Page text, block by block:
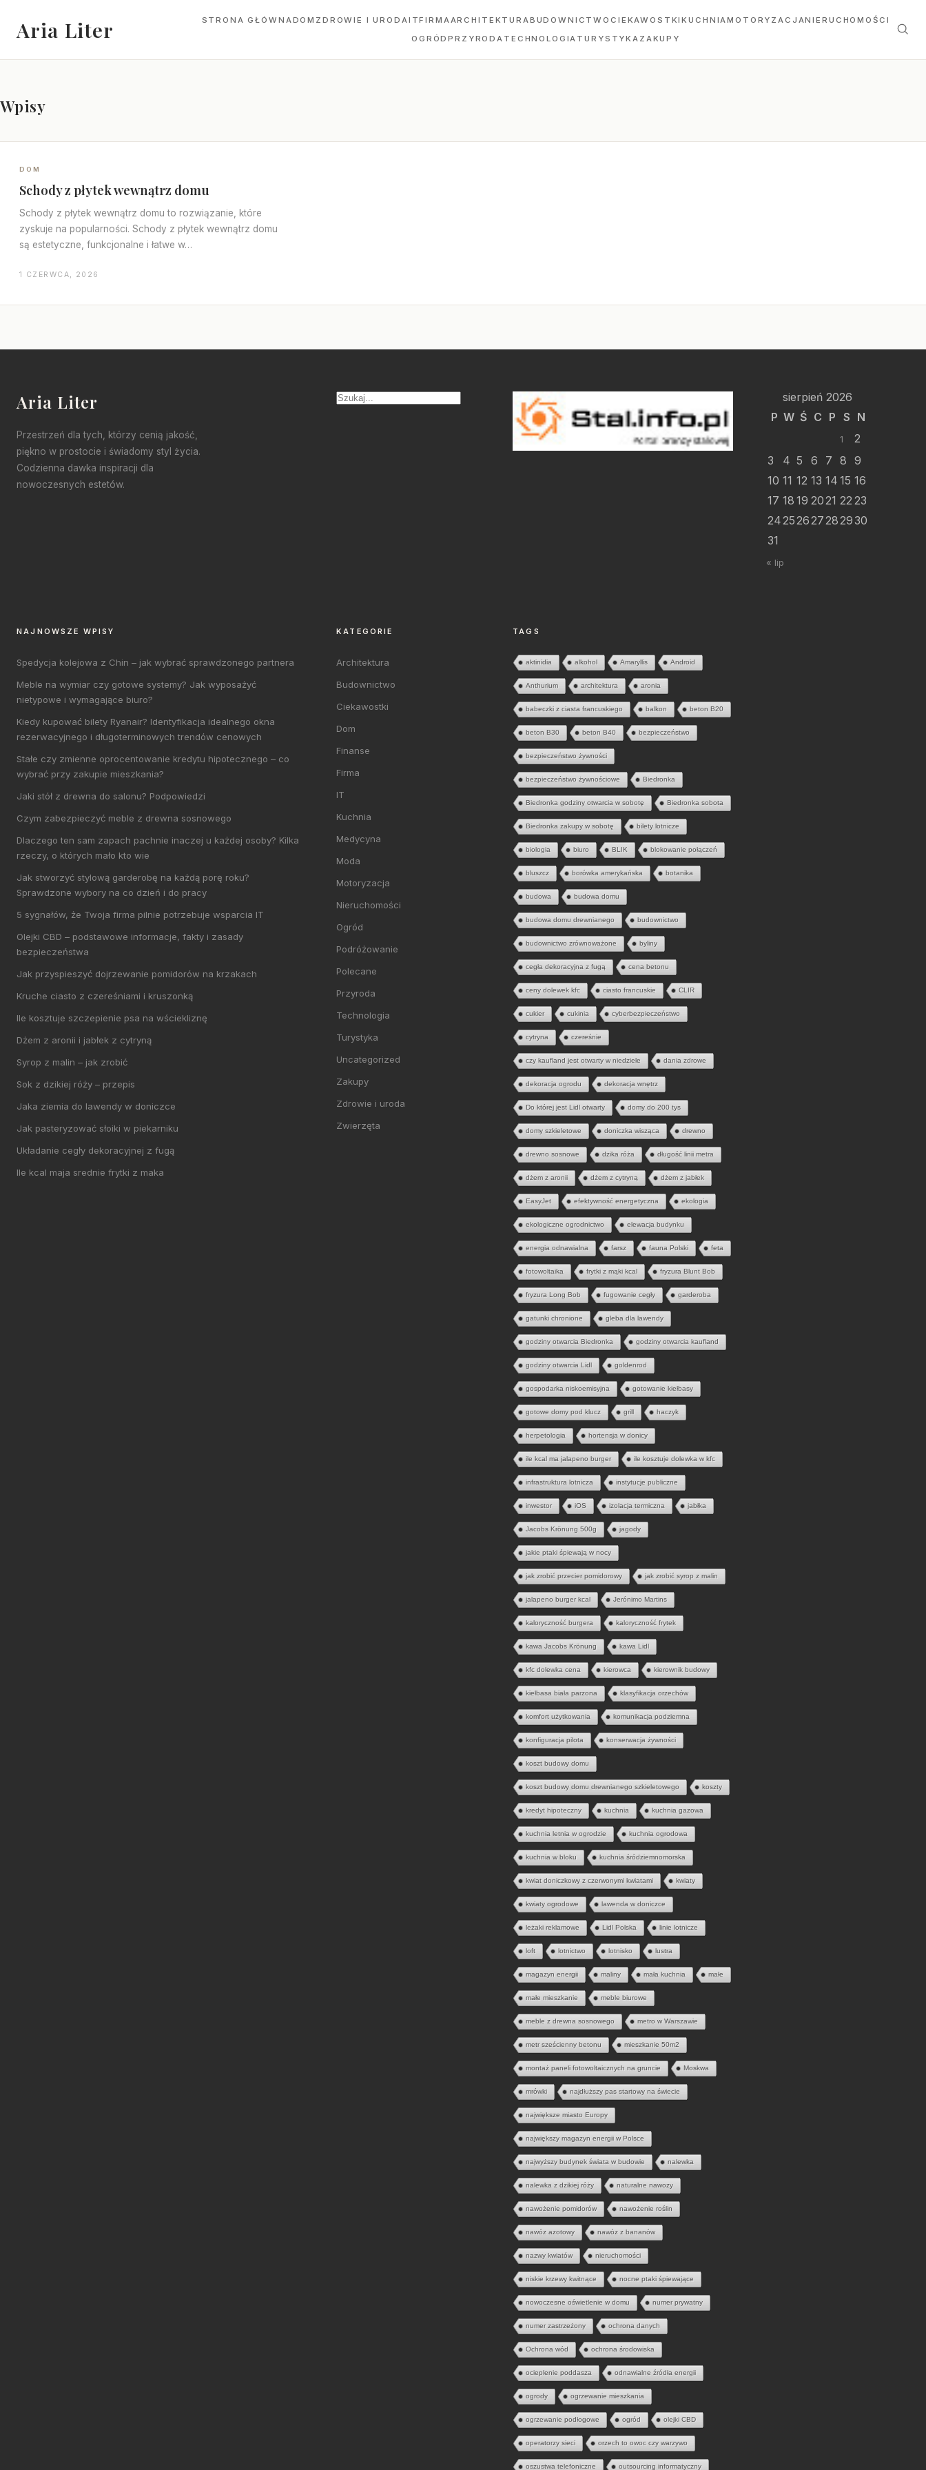
Aria Liter STRONA GŁÓWNADOM ZDROWIE I URODAITFIRMAARCHITEKTURABUDOWNICTWOCIEKAWOSTKIKUCHNIAMOTORYZACJANIERUCHOMOŚCI
OGRÓDPRZYRODA TECHNOLOGIA TURYSTYKA ZAKUPY
Wpisy
DOM
Schody z płytek wewnątrz domu
Schody z płytek wewnątrz domu to rozwiązanie, które
zyskuje na popularności. Schody z płytek wewnątrz domu
są estetyczne, funkcjonalne i łatwe w…
1 CZERWCA, 2026
Aria Liter
Przestrzeń dla tych, którzy cenią jakość,
piękno w prostocie i świadomy styl życia.
Codzienna dawka inspiracji dla
nowoczesnych estetów.
sierpień 2026
P W Ś C P S N
1
2
3
4 5 6 7 8 9
10 11 12 13 14 15 16
17 18 19 2021 22 23
24252627282930
31
« lip
NAJNOWSZE WPISY
Spedycja kolejowa z Chin – jak wybrać sprawdzonego partnera
Meble na wymiar czy gotowe systemy? Jak wyposażyć
nietypowe i wymagające biuro?
Kiedy kupować bilety Ryanair? Identyfikacja idealnego okna
rezerwacyjnego i długoterminowych trendów cenowych
Stałe czy zmienne oprocentowanie kredytu hipotecznego – co
wybrać przy zakupie mieszkania?
Jaki stół z drewna do salonu? Podpowiedzi
Czym zabezpieczyć meble z drewna sosnowego
Dlaczego ten sam zapach pachnie inaczej u każdej osoby? Kilka
rzeczy, o których mało kto wie
Jak stworzyć stylową garderobę na każdą porę roku?
Sprawdzone wybory na co dzień i do pracy
5 sygnałów, że Twoja firma pilnie potrzebuje wsparcia IT
Olejki CBD – podstawowe informacje, fakty i zasady
bezpieczeństwa
Jak przyspieszyć dojrzewanie pomidorów na krzakach
Kruche ciasto z czereśniami i kruszonką
Ile kosztuje szczepienie psa na wściekliznę
Dżem z aronii i jabłek z cytryną
Syrop z malin – jak zrobić
Sok z dzikiej róży – przepis
Jaka ziemia do lawendy w doniczce
Jak pasteryzować słoiki w piekarniku
Układanie cegły dekoracyjnej z fugą
Ile kcal maja srednie frytki z maka
KATEGORIE
Architektura
Budownictwo
Ciekawostki
Dom
Finanse
Firma
IT
Kuchnia
Medycyna
Moda
Motoryzacja
Nieruchomości
Ogród
Podróżowanie
Polecane
Przyroda
Technologia
Turystyka
Uncategorized
Zakupy
Zdrowie i uroda
Zwierzęta
TAGS
aktinidia alkohol Amaryllis Android
Anthurium architektura aronia
babeczki z ciasta francuskiego balkon beton B20
beton B30 beton B40 bezpieczeństwo
bezpieczeństwo żywności
bezpieczeństwo żywnościowe Biedronka
Biedronka godziny otwarcia w sobotę Biedronka sobota
Biedronka zakupy w sobotę bilety lotnicze
biologia biuro BLIK blokowanie połączeń
bluszcz borówka amerykańska botanika
budowa budowa domu
budowa domu drewnianego budownictwo
budownictwo zrównoważone byliny
cegła dekoracyjna z fugą cena betonu
ceny dolewek kfc ciasto francuskie CLIR
cukier cukinia cyberbezpieczeństwo
cytryna czereśnie
czy kaufland jest otwarty w niedziele dania zdrowe
dekoracja ogrodu dekoracja wnętrz
Do której jest Lidl otwarty domy do 200 tys
domy szkieletowe doniczka wisząca drewno
drewno sosnowe dzika róża długość linii metra
dżem z aronii dżem z cytryną dżem z jabłek
EasyJet efektywność energetyczna ekologia
ekologiczne ogrodnictwo elewacja budynku
energia odnawialna farsz fauna Polski feta
fotowoltaika frytki z mąki kcal fryzura Blunt Bob
fryzura Long Bob fugowanie cegły garderoba
gatunki chronione gleba dla lawendy
godziny otwarcia Biedronka godziny otwarcia kaufland
godziny otwarcia Lidl goldenrod
gospodarka niskoemisyjna gotowanie kiełbasy
gotowe domy pod klucz grill haczyk
herpetologia hortensja w donicy
ile kcal ma jalapeno burger ile kosztuje dolewka w kfc
infrastruktura lotnicza instytucje publiczne
inwestor iOS izolacja termiczna jabłka
Jacobs Krönung 500g jagody
jakie ptaki śpiewają w nocy
jak zrobić przecier pomidorowy jak zrobić syrop z malin
jalapeno burger kcal Jerónimo Martins
kaloryczność burgera kaloryczność frytek
kawa Jacobs Krönung kawa Lidl
kfc dolewka cena kierowca kierownik budowy
kiełbasa biała parzona klasyfikacja orzechów
komfort użytkowania komunikacja podziemna
konfiguracja pilota konserwacja żywności
koszt budowy domu
koszt budowy domu drewnianego szkieletowego koszty
kredyt hipoteczny kuchnia kuchnia gazowa
kuchnia letnia w ogrodzie kuchnia ogrodowa
kuchnia w bloku kuchnia śródziemnomorska
kwiat doniczkowy z czerwonymi kwiatami kwiaty
kwiaty ogrodowe lawenda w doniczce
leżaki reklamowe Lidl Polska linie lotnicze
loft lotnictwo lotnisko lustra
magazyn energii maliny mała kuchnia małe
małe mieszkanie meble biurowe
meble z drewna sosnowego metro w Warszawie
metr sześcienny betonu mieszkanie 50m2
montaż paneli fotowoltaicznych na gruncie Moskwa
mrówki najdłuższy pas startowy na świecie
największe miasto Europy
największy magazyn energii w Polsce
najwyższy budynek świata w budowie nalewka
nalewka z dzikiej róży naturalne nawozy
nawożenie pomidorów nawożenie roślin
nawóz azotowy nawóz z bananów
nazwy kwiatów nieruchomości
niskie krzewy kwitnące nocne ptaki śpiewające
nowoczesne oświetlenie w domu numer prywatny
numer zastrzeżony ochrona danych
Ochrona wód ochrona środowiska
ocieplenie poddasza odnawialne źródła energii
ogrody ogrzewanie mieszkania
ogrzewanie podłogowe ogród olejki CBD
operatorzy sieci orzech to owoc czy warzywo
oszustwa telefoniczne outsourcing informatyczny